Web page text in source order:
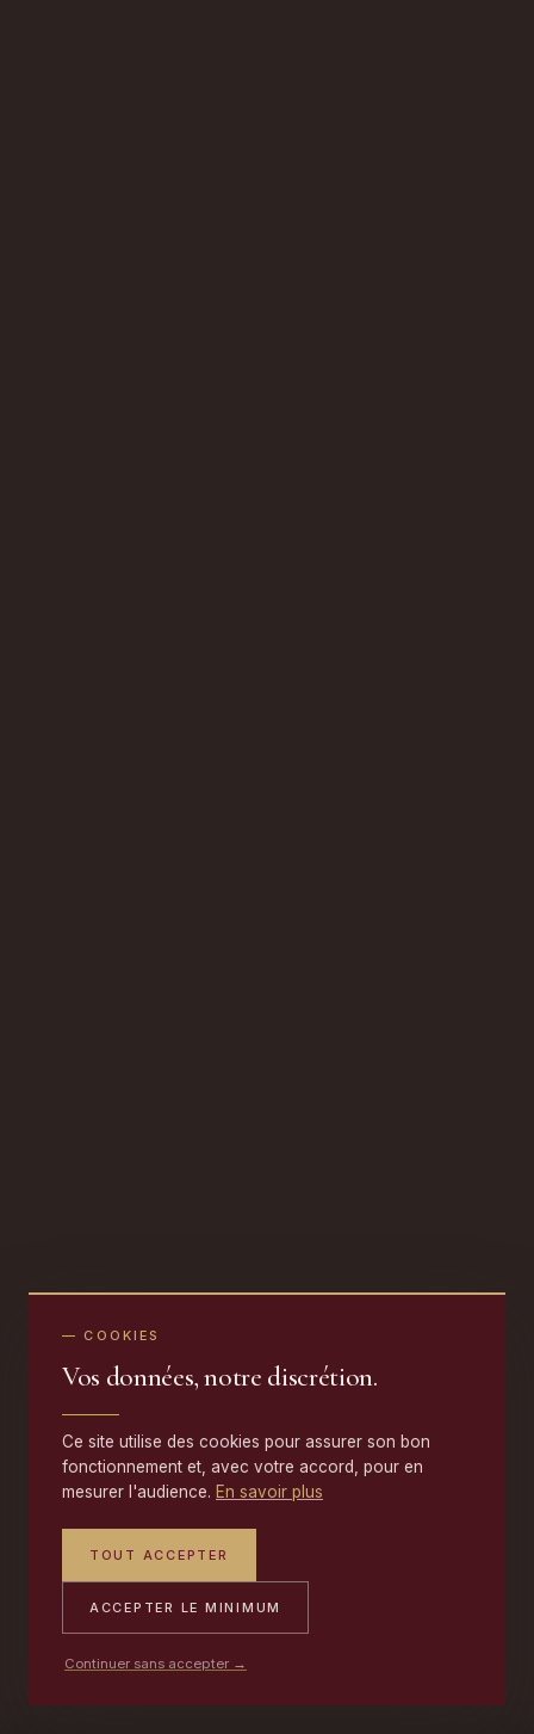
— COOKIES
Vos données, notre discrétion.
Ce site utilise des cookies pour assurer son bon
fonctionnement et, avec votre accord, pour en
mesurer l'audience. En savoir plus
TOUT ACCEPTER
ACCEPTER LE MINIMUM
Continuer sans accepter →